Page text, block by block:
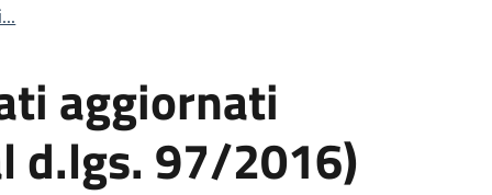
aggiornati
d.lgs. 97/2016)